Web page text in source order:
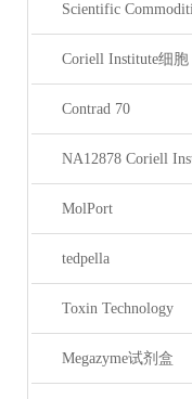
Scientific
Coriell Institute细胞
Contrad 70
NA12878 Coriell
MolPort
tedpella
Toxin Technology
Megazyme试剂盒